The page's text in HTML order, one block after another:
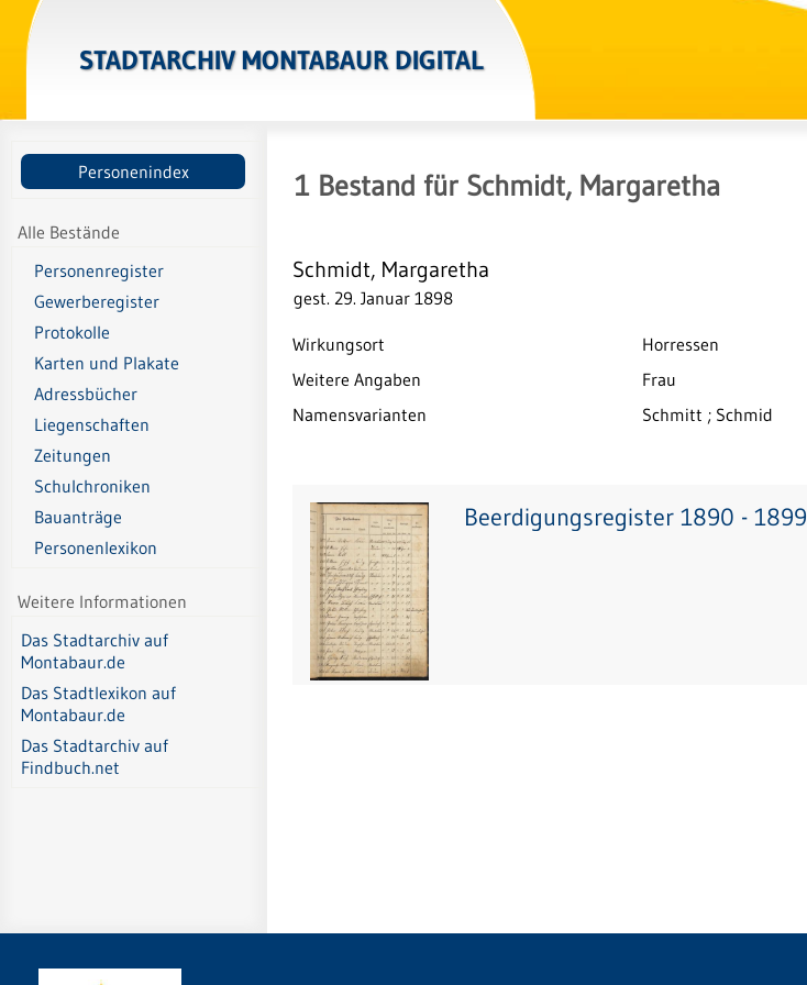
STADTARCHIV MONTABAUR DIGITAL
Personenindex
Alle Bestände
Personenregister
Gewerberegister
Protokolle
Karten und Plakate
Adressbücher
Liegenschaften
Zeitungen
Schulchroniken
Bauanträge
Personenlexikon
Weitere Informationen
Das Stadtarchiv auf
Montabaur.de
Das Stadtlexikon auf
Montabaur.de
Das Stadtarchiv auf
Findbuch.net
1 Bestand für Schmidt, Margaretha
Schmidt, Margaretha
gest. 29. Januar 1898
Wirkungsort
Horressen
Weitere Angaben
Frau
Namensvarianten
Schmitt ; Schmid
Beerdigungsregister 1890 - 1899